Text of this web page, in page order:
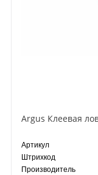
Артикул
Штрихкод
Производитель